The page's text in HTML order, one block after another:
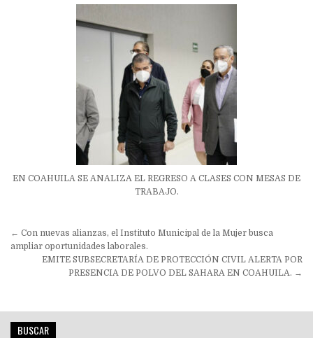
EN COAHUILA SE ANALIZA EL REGRESO A CLASES CON MESAS DE
TRABAJO.
Navegación
de
entradas
← Con nuevas alianzas, el Instituto Municipal de la Mujer busca
ampliar oportunidades laborales.
EMITE SUBSECRETARÍA DE PROTECCIÓN CIVIL ALERTA POR
PRESENCIA DE POLVO DEL SAHARA EN COAHUILA. →
BUSCAR